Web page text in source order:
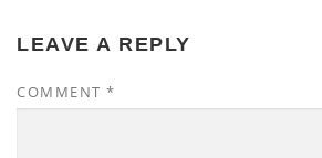
LEAVE A REPLY
COMMENT *